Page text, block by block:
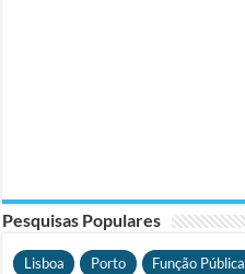
Pesquisas Populares
Lisboa Porto Função Pública